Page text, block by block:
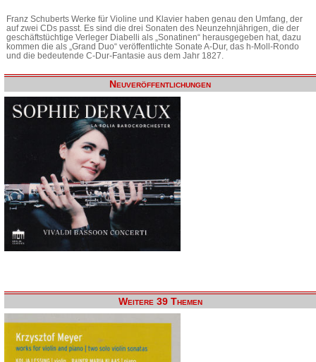
Franz Schuberts Werke für Violine und Klavier haben genau den Umfang, der
auf zwei CDs passt. Es sind die drei Sonaten des Neunzehnjährigen, die der
geschäftstüchtige Verleger Diabelli als „Sonatinen“ herausgegeben hat, dazu
kommen die als „Grand Duo“ veröffentlichte Sonate A-Dur, das h-Moll-Rondo
und die bedeutende C-Dur-Fantasie aus dem Jahr 1827.
Neuveröffentlichungen
Weitere 39 Themen